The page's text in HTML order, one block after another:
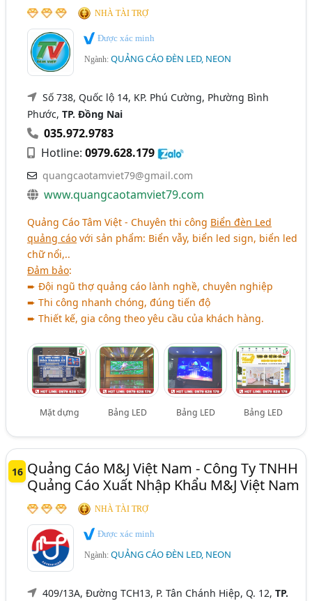
NHÀ TÀI TRỢ
Được xác minh
Ngành:QUẢNG CÁO ĐÈN LED, NEON
Số 738, Quốc lộ 14, KP. Phú Cường, Phường Bình
Phước,TP. Đồng Nai
035.972.9783
Hotline:0979.628.179
quangcaotamviet79@gmail.com
www.quangcaotamviet79.com
Quảng Cáo Tâm Việt - Chuyên thi công Biển đèn Led
quảng cáo với sản phẩm: Biển vẫy, biển led sign, biển led
chữ nổi,..
Đảm bảo:
➨ Đội ngũ thợ quảng cáo lành nghề, chuyên nghiệp
➨ Thi công nhanh chóng, đúng tiến độ
➨ Thiết kế, gia công theo yêu cầu của khách hàng.
Mặt dựng Bảng LED Bảng LED Bảng LED
16 Quảng Cáo M&J Việt Nam - Công Ty TNHH
Quảng Cáo Xuất Nhập Khẩu M&J Việt Nam
NHÀ TÀI TRỢ
Được xác minh
Ngành:QUẢNG CÁO ĐÈN LED, NEON
409/13A, Đường TCH13, P. Tân Chánh Hiệp, Q. 12,TP.